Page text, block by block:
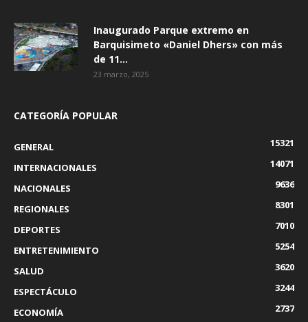
Inaugurado Parque extremo en
Barquisimeto «Daniel Dhers» con más
de 11...
23 marzo, 2025
CATEGORÍA POPULAR
GENERAL
15321
INTERNACIONALES
14071
NACIONALES
9636
REGIONALES
8301
DEPORTES
7010
ENTRETENIMIENTO
5254
SALUD
3620
ESPECTÁCULO
3244
ECONOMÍA
2737